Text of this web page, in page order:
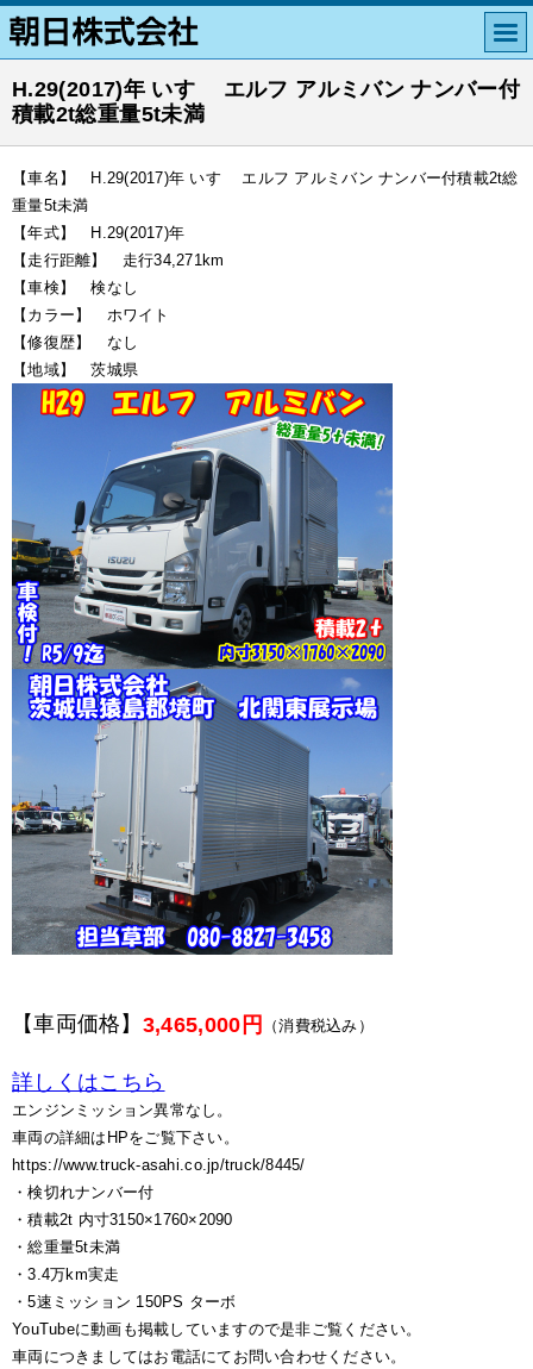
H.29(2017)年 いすゞ エルフ アルミバン ナンバー付
積載2t総重量5t未満
【車名】 H.29(2017)年 いすゞ エルフ アルミバン ナンバー付積載2t総
重量5t未満
【年式】 H.29(2017)年
【走行距離】 走行34,271km
【車検】 検なし
【カラー】 ホワイト
【修復歴】 なし
【地域】 茨城県
【車両価格】 3,465,000円 （消費税込み）
詳しくはこちら
エンジンミッション異常なし。
車両の詳細はHPをご覧下さい。
https://www.truck-asahi.co.jp/truck/8445/
・検切れナンバー付
・積載2t 内寸3150×1760×2090
・総重量5t未満
・3.4万km実走
・5速ミッション 150PS ターボ
YouTubeに動画も掲載していますので是非ご覧ください。
車両につきましてはお電話にてお問い合わせください。